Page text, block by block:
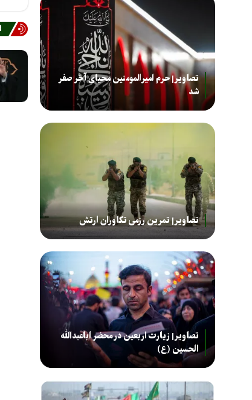
تصاویر| حرم امیرالمومنین محیای آخر صفر
شد
تصاویر| تمرین رزمی تکاوران ارتش
تصاویر| زیارت اربعین در محضر اباعبدالله
الحسین (ع)